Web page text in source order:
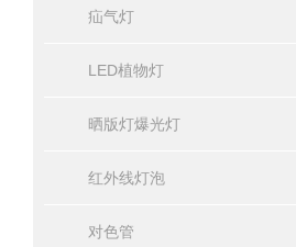
疝气灯
LED植物灯
晒版灯爆光灯
红外线灯泡
对色管